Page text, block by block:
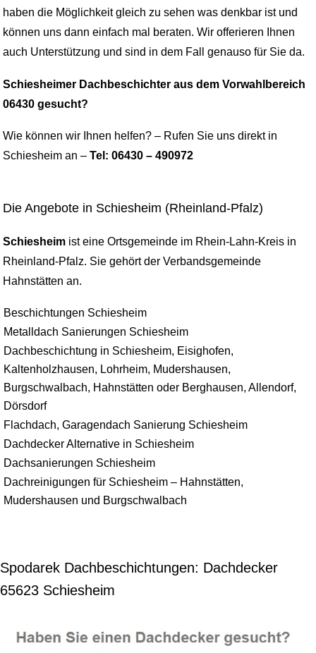
haben die Möglichkeit gleich zu sehen was denkbar ist und
können uns dann einfach mal beraten. Wir offerieren Ihnen
auch Unterstützung und sind in dem Fall genauso für Sie da.
Schiesheimer Dachbeschichter aus dem Vorwahlbereich
06430 gesucht?
Wie können wir Ihnen helfen? – Rufen Sie uns direkt in
Schiesheim an – Tel: 06430 – 490972
Die Angebote in Schiesheim (Rheinland-Pfalz)
Schiesheim ist eine Ortsgemeinde im Rhein-Lahn-Kreis in
Rheinland-Pfalz. Sie gehört der Verbandsgemeinde
Hahnstätten an.
Beschichtungen Schiesheim
Metalldach Sanierungen Schiesheim
Dachbeschichtung in Schiesheim, Eisighofen,
Kaltenholzhausen, Lohrheim, Mudershausen,
Burgschwalbach, Hahnstätten oder Berghausen, Allendorf,
Dörsdorf
Flachdach, Garagendach Sanierung Schiesheim
Dachdecker Alternative in Schiesheim
Dachsanierungen Schiesheim
Dachreinigungen für Schiesheim – Hahnstätten,
Mudershausen und Burgschwalbach
Spodarek Dachbeschichtungen: Dachdecker
65623 Schiesheim